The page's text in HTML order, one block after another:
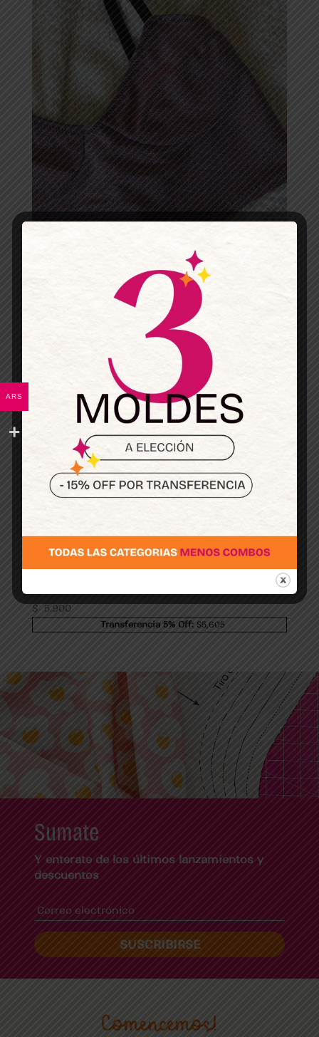
Transferencia 5% Off:$7,505
$5.900
Transferencia 5% Off: $5,605
Sumate
Y enterate de los últimos lanzamientos y
descuentos
SUSCRIBIRSE
Comencemos!
ARS